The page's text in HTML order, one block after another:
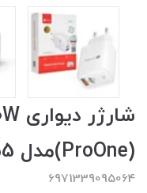
(ProOne)مدل PWC555
6971339095064